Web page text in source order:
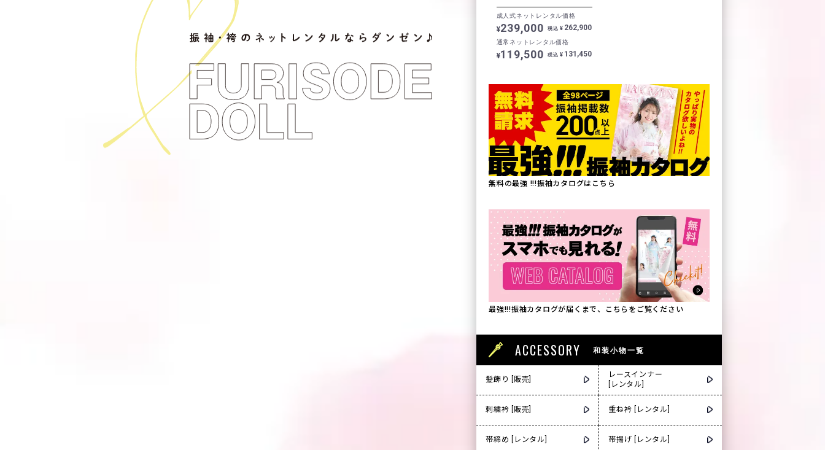
成人式ネットレンタル価格
¥239,000 税込 ¥ 262,900
通常ネットレンタル価格
¥119,500 税込 ¥ 131,450
無料の最強 !!!振袖カタログはこちら
最強!!!振袖カタログが届くまで、こちらをご覧ください
ACCESSORY 和装小物一覧
髪飾り [販売]
レースインナー
[レンタル]
刺繍衿 [販売] 重ね衿 [レンタル]
帯締め [レンタル] 帯揚げ [レンタル]